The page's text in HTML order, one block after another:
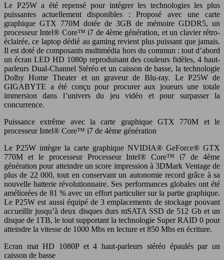
Le P25W a été repensé pour intégrer les technologies les plus
puissantes actuellement disponibles : Proposé avec une carte
graphique GTX 770M dotée de 3GB de mémoire GDDR5, un
processeur Intel® Core™ i7 de 4ème génération, et un clavier rétro-
éclairée, ce laptop dédié au gaming revient plus puissant que jamais.
Il est doté de composants multimédia hors du commun : tout d’abord
un écran LED HD 1080p reproduisant des couleurs fidèles, 4 haut-
parleurs Dual-Channel Stéréo et un caisson de basse, la technologie
Dolby Home Theater et un graveur de Blu-ray. Le P25W de
GIGABYTE a été conçu pour procurer aux joueurs une totale
immersion dans l’univers du jeu vidéo et pour surpasser la
concurrence.
Puissance extrême avec la carte graphique GTX 770M et le
processeur Intel® Core™ i7 de 4ème génération
Le P25W intègre la carte graphique NVIDIA® GeForce® GTX
770M et le processeur Processeur Intel® Core™ i7 de 4ème
génération pour atteindre un score impression à 3DMark Ventage de
plus de 22 000, tout en conservant un autonomie record grâce à sa
nouvelle batterie révolutionnaire. Ses performances globales ont été
améliorées de 81 % avec un effort particulier sur la partie graphique.
Le P25W est aussi équipé de 3 emplacements de stockage pouvant
accueillir jusqu’à deux disques durs mSATA SSD de 512 Gb et un
disque de 1TB, le tout supportant la technologie Super RAID 0 pour
atteindre la vitesse de 1000 Mbs en lecture et 850 Mbs en écriture.
Ecran mat HD 1080P et 4 haut-parleurs stéréo épaulés par un
caisson de basse